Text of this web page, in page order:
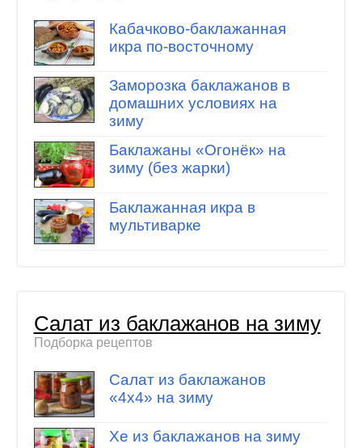
Кабачково-баклажанная
икра по-восточному
Заморозка баклажанов в
домашних условиях на
зиму
Баклажаны «Огонёк» на
зиму (без жарки)
Баклажанная икра в
мультиварке
Салат из баклажанов на зиму
Подборка рецептов
Салат из баклажанов
«4х4» на зиму
Хе из баклажанов на зиму